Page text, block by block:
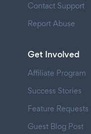
Contact Support
Report Abuse
Get Involved
Affiliate Program
Success Stories
Feature Requests
Guest Blog Post